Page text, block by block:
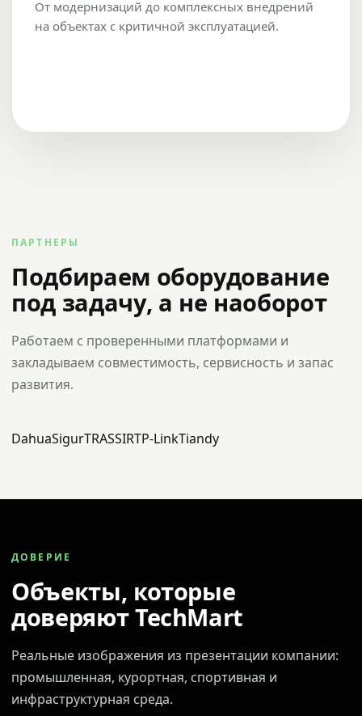
От модернизаций до комплексных внедрений
на объектах с критичной эксплуатацией.
ПАРТНЕРЫ
Подбираем оборудование
под задачу, а не наоборот
Работаем с проверенными платформами и
закладываем совместимость, сервисность и запас
развития.
DahuaSigurTRASSIRTP-LinkTiandy
ДОВЕРИЕ
Объекты, которые
доверяют TechMart
Реальные изображения из презентации компании:
промышленная, курортная, спортивная и
инфраструктурная среда.